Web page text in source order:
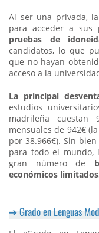
Al ser una privada,
para acceder a sus
pruebas de
candidatos, lo que
que no hayan
acceso a la
La principal
estudios
madrileña
mensuales de 942€
por 38.966€). Sin
para todo el mundo,
gran número de
económicos
Grado en Lenguas